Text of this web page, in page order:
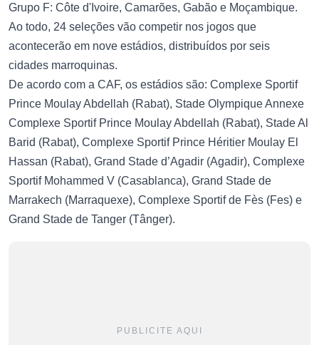
Grupo F: Côte d'Ivoire, Camarões, Gabão e Moçambique.
Ao todo, 24 seleções vão competir nos jogos que
acontecerão em nove estádios, distribuídos por seis
cidades marroquinas.
De acordo com a CAF, os estádios são: Complexe Sportif
Prince Moulay Abdellah (Rabat), Stade Olympique Annexe
Complexe Sportif Prince Moulay Abdellah (Rabat), Stade Al
Barid (Rabat), Complexe Sportif Prince Héritier Moulay El
Hassan (Rabat), Grand Stade d’Agadir (Agadir), Complexe
Sportif Mohammed V (Casablanca), Grand Stade de
Marrakech (Marraquexe), Complexe Sportif de Fès (Fes) e
Grand Stade de Tanger (Tânger).
PUBLICITE AQUI